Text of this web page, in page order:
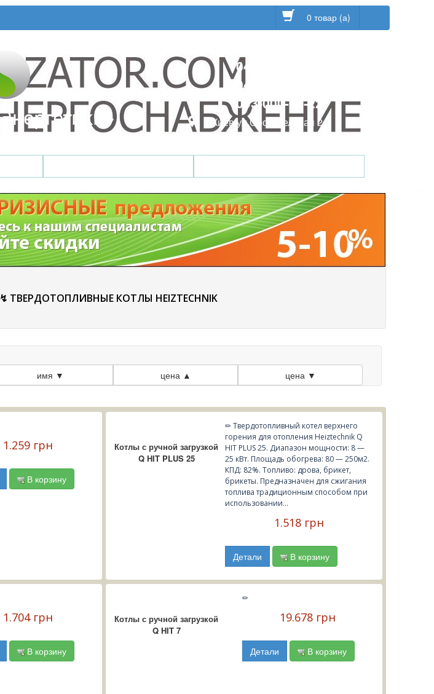
0 товар (а)
044-228-93-95
044-228-93-97
093-000-12-22
г.Киев ул.Оросительная 2
↯ ТВЕРДОТОПЛИВНЫЕ КОТЛЫ HEIZTECHNIK
имя ▼ цена ▲ цена ▼
1.259 грн
В корзину
Котлы с ручной загрузкой
Q HIT PLUS 25
✏ Твердотопливный котел верхнего
горения для отопления Heiztechnik Q
HIT PLUS 25. Диапазон мощности: 8 —
25 кВт. Площадь обогрева: 80 — 250м2.
КПД: 82%. Топливо: дрова, брикет,
брикеты. Предназначен для сжигания
топлива традиционным способом при
использовании...
1.518 грн
Детали В корзину
1.704 грн
В корзину
Котлы с ручной загрузкой
Q HIT 7
✏
19.678 грн
Детали В корзину